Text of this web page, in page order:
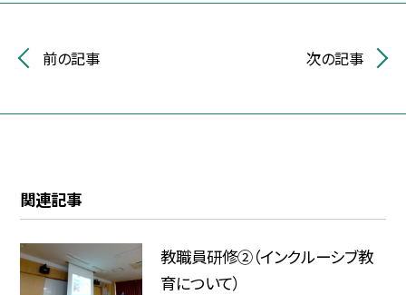
前の記事 次の記事
関連記事
教職員研修②（インクルーシブ教
育について）